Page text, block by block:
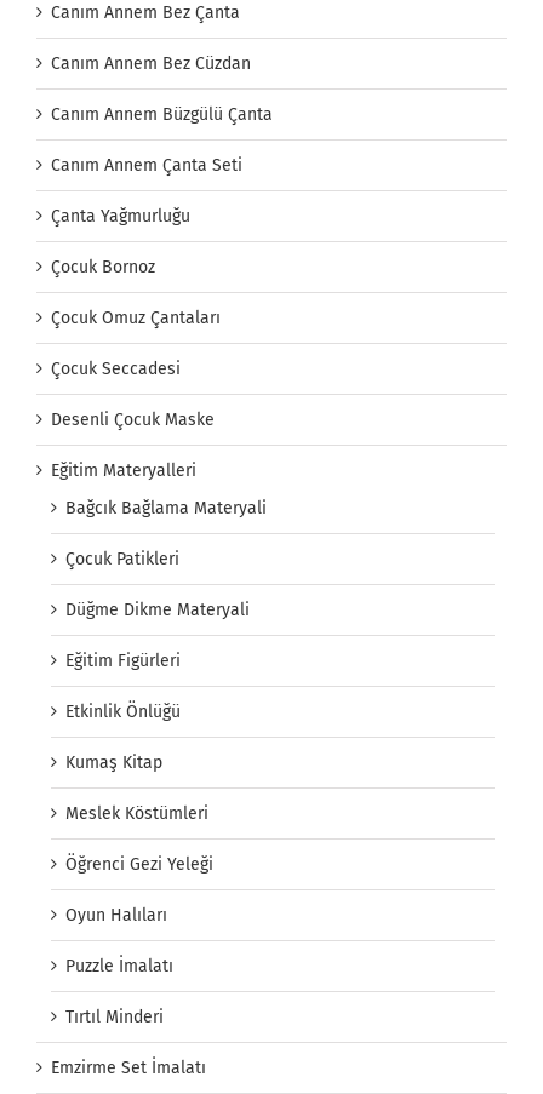
Canım Annem Bez Çanta
Canım Annem Bez Cüzdan
Canım Annem Büzgülü Çanta
Canım Annem Çanta Seti
Çanta Yağmurluğu
Çocuk Bornoz
Çocuk Omuz Çantaları
Çocuk Seccadesi
Desenli Çocuk Maske
Eğitim Materyalleri
Bağcık Bağlama Materyali
Çocuk Patikleri
Düğme Dikme Materyali
Eğitim Figürleri
Etkinlik Önlüğü
Kumaş Kitap
Meslek Köstümleri
Öğrenci Gezi Yeleği
Oyun Halıları
Puzzle İmalatı
Tırtıl Minderi
Emzirme Set İmalatı